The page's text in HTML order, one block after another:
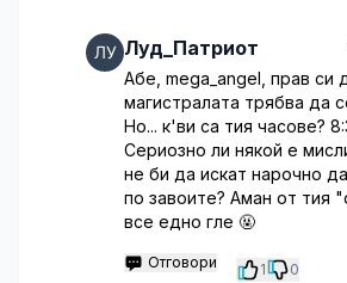
Луд_Патриот
Абе, mega_angel, прав си
магистралата трябва да
Но... к'ви са тия часове?
Сериозно ли някой е
не би да искат нарочно
по завоите? Аман от тия
все едно гле 🤬
Отговори 1 0